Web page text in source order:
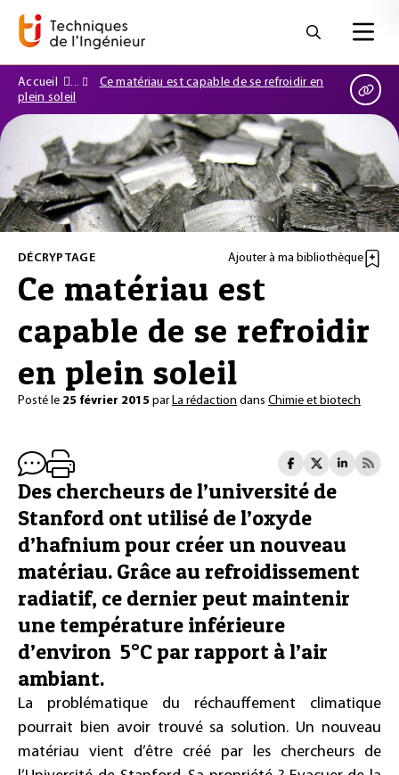
Accueil
Ce matériau est capable de se refroidir en
plein soleil
DÉCRYPTAGE Ajouter à ma bibliothèque
Ce matériau est
capable de se refroidir
en plein soleil
Posté le 25 février 2015 par La rédaction dans Chimie et biotech
Des chercheurs de l’université de
Stanford ont utilisé de l’oxyde
d’hafnium pour créer un nouveau
matériau. Grâce au refroidissement
radiatif, ce dernier peut maintenir
une température inférieure
d’environ 5°C par rapport à l’air
ambiant.
La problématique du réchauffement climatique
pourrait bien avoir trouvé sa solution. Un nouveau
matériau vient d’être créé par les chercheurs de